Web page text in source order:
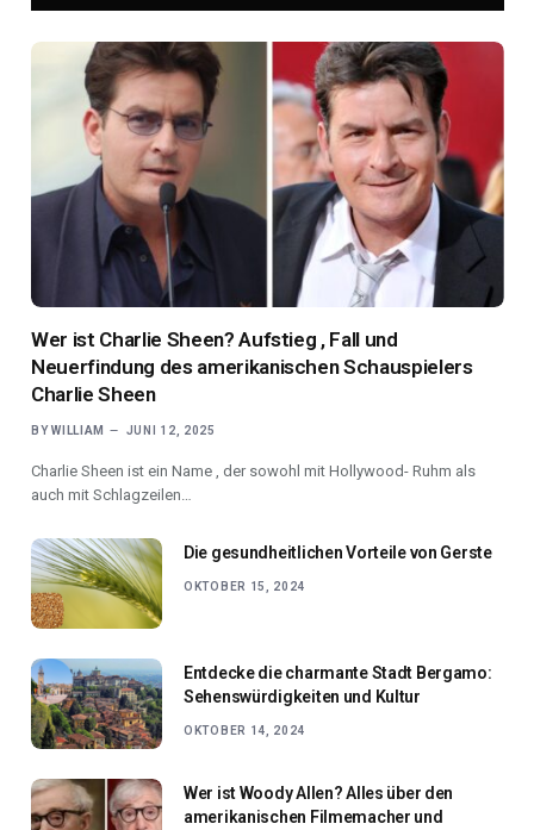
Wer ist Charlie Sheen? Aufstieg , Fall und
Neuerfindung des amerikanischen Schauspielers
Charlie Sheen
BY WILLIAM JUNI 12, 2025
Charlie Sheen ist ein Name , der sowohl mit Hollywood- Ruhm als
auch mit Schlagzeilen…
Die gesundheitlichen Vorteile von Gerste
OKTOBER 15, 2024
Entdecke die charmante Stadt Bergamo:
Sehenswürdigkeiten und Kultur
OKTOBER 14, 2024
Wer ist Woody Allen? Alles über den
amerikanischen Filmemacher und